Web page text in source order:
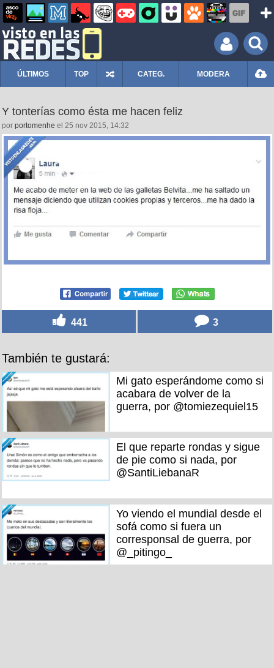
ÚLTIMOS TOP CATEG. MODERA
Y tonterías como ésta me hacen feliz
por portomenhe el 25 nov 2015, 14:32
441 3
También te gustará:
Mi gato esperándome como si
acabara de volver de la
guerra, por @tomiezequiel15
El que reparte rondas y sigue
de pie como si nada, por
@SantiLiebanaR
Yo viendo el mundial desde el
sofá como si fuera un
corresponsal de guerra, por
@_pitingo_